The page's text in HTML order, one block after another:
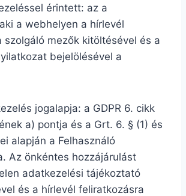
érintett: az a
a webhelyen a hírlevél
szolgáló mezők kitöltésével és a
bejelölésével a
jogalapja: a GDPR 6. cikk
a) pontja és a Grt. 6. § (1) és
alapján a Felhasználó
Az önkéntes hozzájárulást
adatkezelési tájékoztató
és a hírlevél feliratkozásra